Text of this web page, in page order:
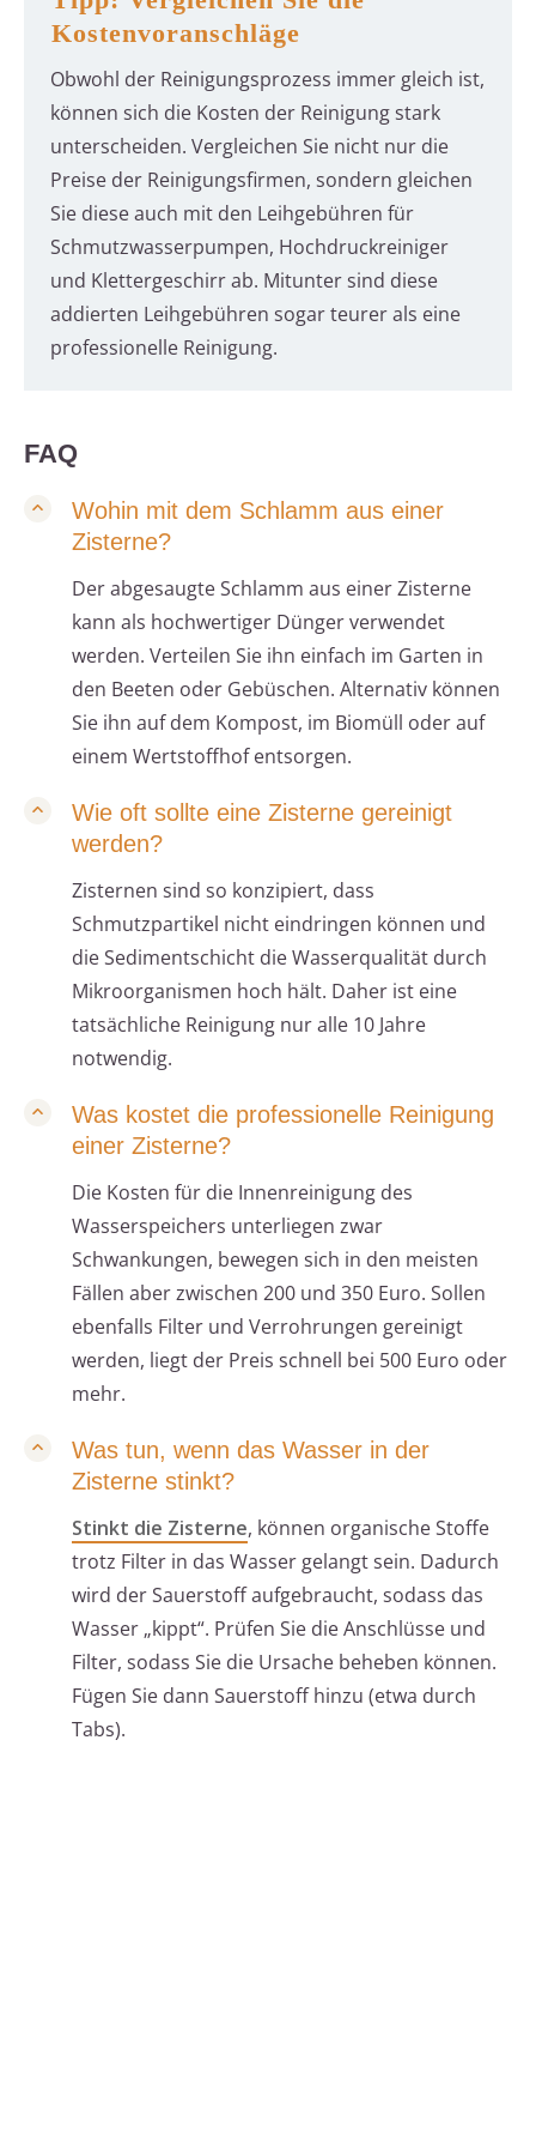
Kostenvoranschläge
Obwohl der Reinigungsprozess immer gleich ist,
können sich die Kosten der Reinigung stark
unterscheiden. Vergleichen Sie nicht nur die
Preise der Reinigungsfirmen, sondern gleichen
Sie diese auch mit den Leihgebühren für
Schmutzwasserpumpen, Hochdruckreiniger
und Klettergeschirr ab. Mitunter sind diese
addierten Leihgebühren sogar teurer als eine
professionelle Reinigung.
FAQ
Wohin mit dem Schlamm aus einer
Zisterne?
Der abgesaugte Schlamm aus einer Zisterne
kann als hochwertiger Dünger verwendet
werden. Verteilen Sie ihn einfach im Garten in
den Beeten oder Gebüschen. Alternativ können
Sie ihn auf dem Kompost, im Biomüll oder auf
einem Wertstoffhof entsorgen.
Wie oft sollte eine Zisterne gereinigt
werden?
Zisternen sind so konzipiert, dass
Schmutzpartikel nicht eindringen können und
die Sedimentschicht die Wasserqualität durch
Mikroorganismen hoch hält. Daher ist eine
tatsächliche Reinigung nur alle 10 Jahre
notwendig.
Was kostet die professionelle Reinigung
einer Zisterne?
Die Kosten für die Innenreinigung des
Wasserspeichers unterliegen zwar
Schwankungen, bewegen sich in den meisten
Fällen aber zwischen 200 und 350 Euro. Sollen
ebenfalls Filter und Verrohrungen gereinigt
werden, liegt der Preis schnell bei 500 Euro oder
mehr.
Was tun, wenn das Wasser in der
Zisterne stinkt?
Stinkt die Zisterne, können organische Stoffe
trotz Filter in das Wasser gelangt sein. Dadurch
wird der Sauerstoff aufgebraucht, sodass das
Wasser „kippt“. Prüfen Sie die Anschlüsse und
Filter, sodass Sie die Ursache beheben können.
Fügen Sie dann Sauerstoff hinzu (etwa durch
Tabs).